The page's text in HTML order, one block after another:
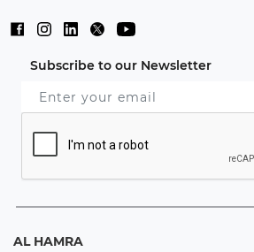
Subscribe to our Newsletter
AL HAMRA